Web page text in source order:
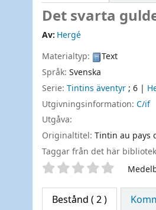
Det svarta
Av: Hergé
Materialtyp:
Text
Språk: Svenska
Serie: Tintins äventyr; 6 |
Utgivningsinformation: C/if
Utgåva:
Originaltitel: Tintin au pays
Taggar från det här
Betyg
Bestånd ( 2 )